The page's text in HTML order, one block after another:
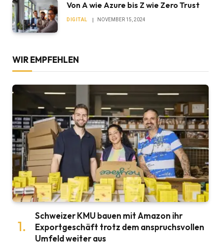
Von A wie Azure bis Z wie Zero Trust
DIGITAL NOVEMBER 15, 2024
WIR EMPFEHLEN
Schweizer KMU bauen mit Amazon ihr
Exportgeschäft trotz dem anspruchsvollen
Umfeld weiter aus